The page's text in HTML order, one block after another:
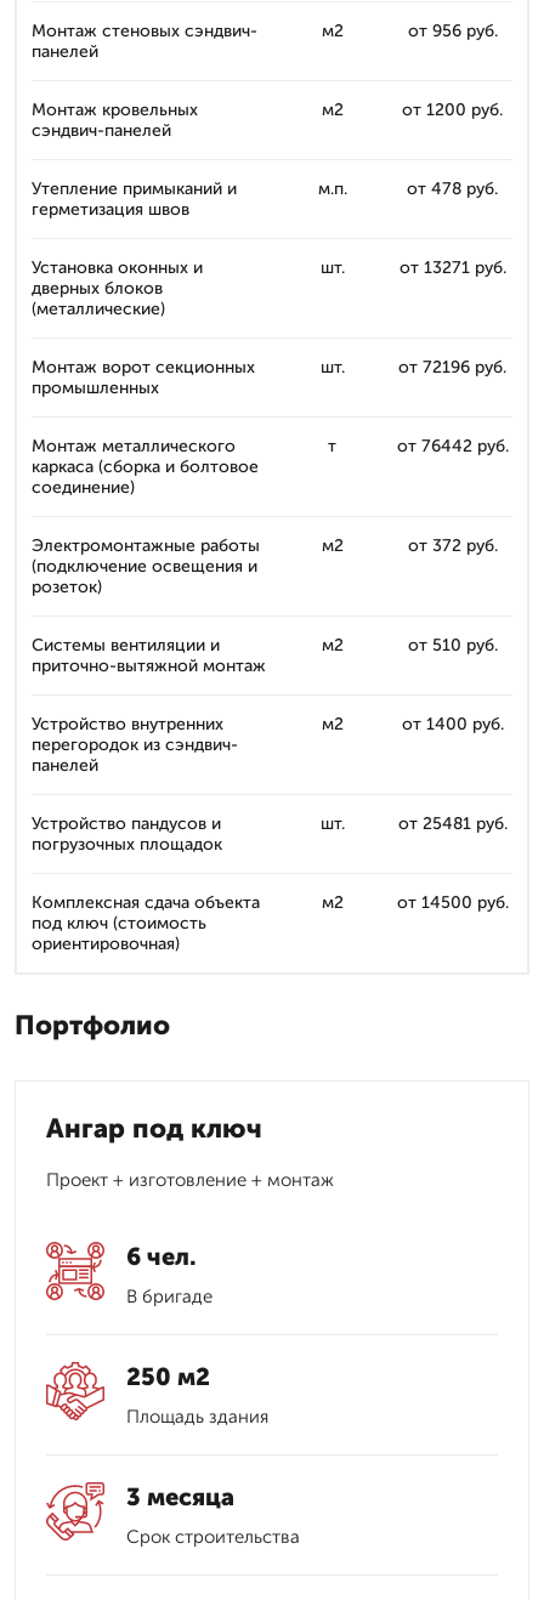
Монтаж стеновых сэндвич-
панелей
м2 от 956 руб.
Монтаж кровельных
сэндвич-панелей
м2 от 1200 руб.
Утепление примыканий и
герметизация швов
м.п. от 478 руб.
Установка оконных и
дверных блоков
(металлические)
шт. от 13271 руб.
Монтаж ворот секционных
промышленных
шт. от 72196 руб.
Монтаж металлического
каркаса (сборка и болтовое
соединение)
т от 76442 руб.
Электромонтажные работы
(подключение освещения и
розеток)
м2 от 372 руб.
Системы вентиляции и
приточно-вытяжной монтаж
м2 от 510 руб.
Устройство внутренних
перегородок из сэндвич-
панелей
м2 от 1400 руб.
Устройство пандусов и
погрузочных площадок
шт. от 25481 руб.
Комплексная сдача объекта
под ключ (стоимость
ориентировочная)
м2 от 14500 руб.
Портфолио
Ангар под ключ
Проект + изготовление + монтаж
6 чел.
В бригаде
250 м2
Площадь здания
3 месяца
Срок строительства